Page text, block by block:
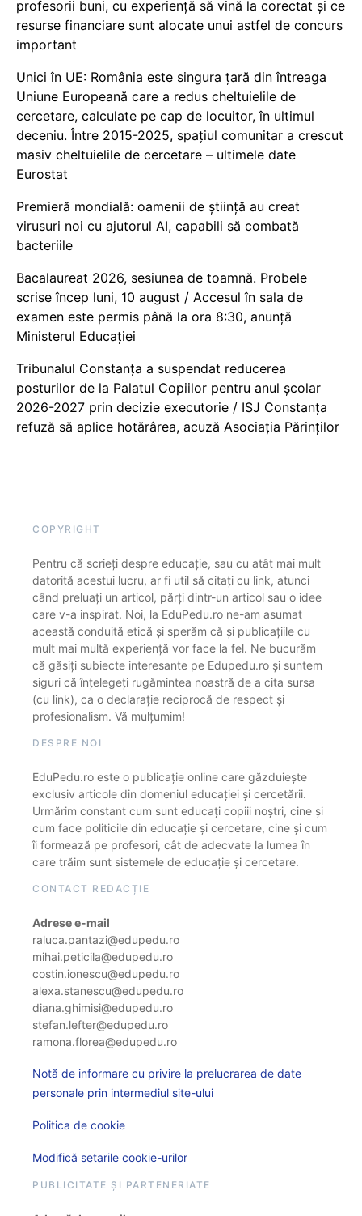
profesorii buni, cu experiență să vină la corectat și ce
resurse financiare sunt alocate unui astfel de concurs
important
Unici în UE: România este singura țară din întreaga
Uniune Europeană care a redus cheltuielile de
cercetare, calculate pe cap de locuitor, în ultimul
deceniu. Între 2015-2025, spațiul comunitar a crescut
masiv cheltuielile de cercetare – ultimele date
Eurostat
Premieră mondială: oamenii de știință au creat
virusuri noi cu ajutorul AI, capabili să combată
bacteriile
Bacalaureat 2026, sesiunea de toamnă. Probele
scrise încep luni, 10 august / Accesul în sala de
examen este permis până la ora 8:30, anunță
Ministerul Educației
Tribunalul Constanța a suspendat reducerea
posturilor de la Palatul Copiilor pentru anul școlar
2026-2027 prin decizie executorie / ISJ Constanța
refuză să aplice hotărârea, acuză Asociația Părinților
COPYRIGHT
Pentru că scrieți despre educație, sau cu atât mai mult
datorită acestui lucru, ar fi util să citați cu link, atunci
când preluați un articol, părți dintr-un articol sau o idee
care v-a inspirat. Noi, la EduPedu.ro ne-am asumat
această conduită etică și sperăm că și publicațiile cu
mult mai multă experiență vor face la fel. Ne bucurăm
că găsiți subiecte interesante pe Edupedu.ro și suntem
siguri că înțelegeți rugămintea noastră de a cita sursa
(cu link), ca o declarație reciprocă de respect și
profesionalism. Vă mulțumim!
DESPRE NOI
EduPedu.ro este o publicație online care găzduiește
exclusiv articole din domeniul educației și cercetării.
Urmărim constant cum sunt educați copiii noștri, cine și
cum face politicile din educație și cercetare, cine și cum
îi formează pe profesori, cât de adecvate la lumea în
care trăim sunt sistemele de educație și cercetare.
CONTACT REDACȚIE
Adrese e-mail
raluca.pantazi@edupedu.ro
mihai.peticila@edupedu.ro
costin.ionescu@edupedu.ro
alexa.stanescu@edupedu.ro
diana.ghimisi@edupedu.ro
stefan.lefter@edupedu.ro
ramona.florea@edupedu.ro
Notă de informare cu privire la prelucrarea de date
personale prin intermediul site-ului
Politica de cookie
Modifică setarile cookie-urilor
PUBLICITATE ȘI PARTENERIATE